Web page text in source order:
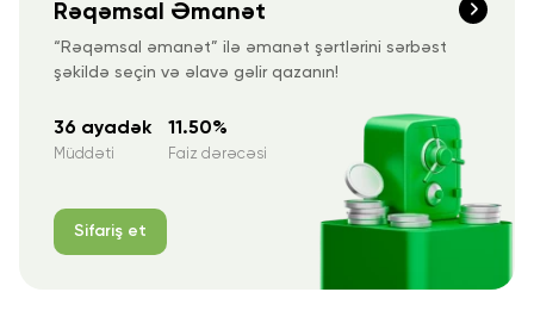
Rəqəmsal Əmanət
“Rəqəmsal əmanət” ilə əmanət şərtlərini sərbəst
şəkildə seçin və əlavə gəlir qazanın!
Müddəti
36 ayadək
Faiz dərəcəsi
11.50%
Sifariş et